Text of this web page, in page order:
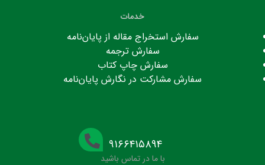
خدمات
سفارش استخراج مقاله از پایان‌نامه
سفارش ترجمه
سفارش چاپ کتاب
سفارش مشارکت در نگارش پایان‌نامه
۹۱۶۶۴۱۵۸۹۴
با ما در تماس باشید